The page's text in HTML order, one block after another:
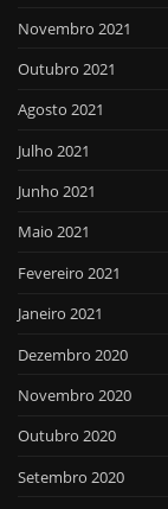
Novembro 2021
Outubro 2021
Agosto 2021
Julho 2021
Junho 2021
Maio 2021
Fevereiro 2021
Janeiro 2021
Dezembro 2020
Novembro 2020
Outubro 2020
Setembro 2020